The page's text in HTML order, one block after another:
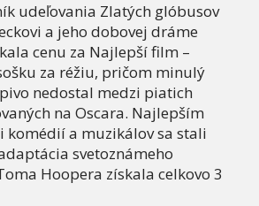
udeľovania Zlatých glóbusov
a jeho dobovej dráme
cenu za Najlepší film –
za réžiu, pričom minulý
nedostal medzi piatich
na Oscara. Najlepším
komédií a muzikálov sa stali
svetoznámeho
Hoopera získala celkovo 3